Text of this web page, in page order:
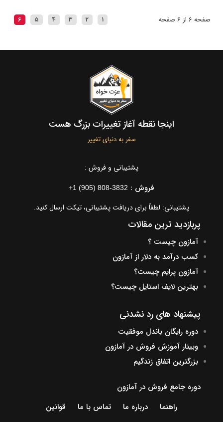
صفحه 6 از 6 صفحه 1
2
3
4
5
6
اینجا نقطه آغاز تغییرات بزرگ هست
سفر به دنیای تغییر
پشتیبانی و فروش :
فروش : +1 (905) 808-3832
پشتیبانی: لطفاً برای دریافت پشتیبانی، تیکت ارسال کنید.
پربازدید ترین مقالات
آمازون چیست ؟
کسب درآمد به دلار از آمازون
آمازون پرایم چیست؟
بهترین لایف استایل چیست؟
پیشنهاد های رد نشدنی
دوره رایگان باندل موفقیت
وبینار آموزش فروش در آمازون
بزرگترین اتفاق زندگیم
دوره جامع فروش در آمازون
راهنما
درباره ما تماس با ما قوانین